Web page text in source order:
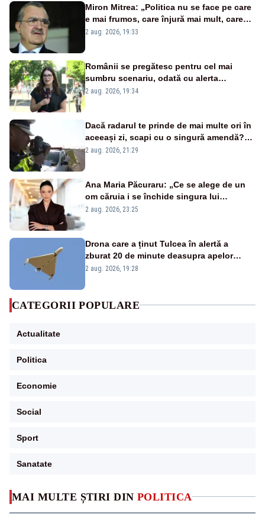
MAI MULTE ȘTIRI DIN POLITICA
Miron Mitrea: „Politica nu se face pe care
e mai frumos, care înjură mai mult, care
țipă mai tare, ci pe proiecte”
2 aug. 2026, 19:33
Românii se pregătesc pentru cel mai
sumbru scenariu, odată cu alerta
energetică
2 aug. 2026, 19:34
Dacă radarul te prinde de mai multe ori în
aceeași zi, scapi cu o singură amendă?
Ce spune legea
2 aug. 2026, 21:29
Ana Maria Păcuraru: „Ce se alege de un
om căruia i se închide singura lui
portiță?”
2 aug. 2026, 23:25
Drona care a ținut Tulcea în alertă a
zburat 20 de minute deasupra apelor
României. Au fost ridicate două F-16
2 aug. 2026, 19:28
CATEGORII POPULARE
Actualitate
Politica
Economie
Social
Sport
Sanatate